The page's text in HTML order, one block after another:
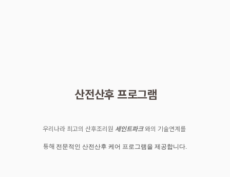
산전산후 프로그램
우리나라 최고의 산후조리원 세인트파크와의 기술연계를
통해 전문적인 산전산후 케어 프로그램을 제공합니다.